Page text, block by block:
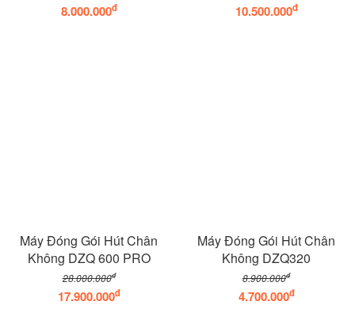
8.000.000đ 10.500.000đ
Máy Đóng Gói Hút Chân
Không DZQ 600 PRO
28.000.000đ
17.900.000đ
Máy Đóng Gói Hút Chân
Không DZQ320
8.900.000đ
4.700.000đ